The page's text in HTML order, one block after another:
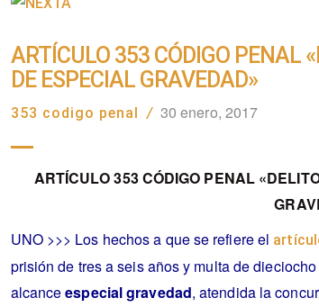
ARTÍCULO 353 CÓDIGO PENAL
DE ESPECIAL GRAVEDAD»
353 codigo penal / 30 enero, 2017
ARTÍCULO 353 CÓDIGO PENAL
UNO >>> Los hechos a que se refiere el
prisión de tres a seis años y multa de
alcanceespecial gravedad, atendida la